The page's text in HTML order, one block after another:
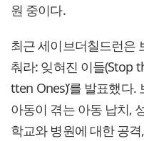
원 중이다.
최근 세이브더칠드런은
춰라: 잊혀진 이들(Stop
tten Ones)’를 발표했다.
아동이 겪는 아동 납치,
학교와 병원에 대한 공